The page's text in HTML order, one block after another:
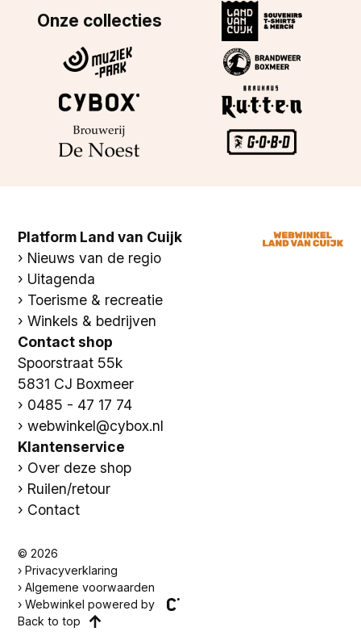
Onze collecties
Platform Land van Cuijk
Nieuws van de regio
Uitagenda
Toerisme & recreatie
Winkels & bedrijven
Contact shop
Spoorstraat 55k
5831 CJ Boxmeer
0485 - 47 17 74
webwinkel@cybox.nl
Klantenservice
Over deze shop
Ruilen/retour
Contact
© 2026
Privacyverklaring
Algemene voorwaarden
Webwinkel powered by
Back to top